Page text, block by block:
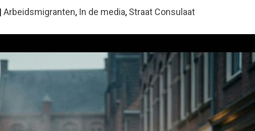
| Arbeidsmigranten, In de media, Straat Consulaat
LinkedIn Blogger